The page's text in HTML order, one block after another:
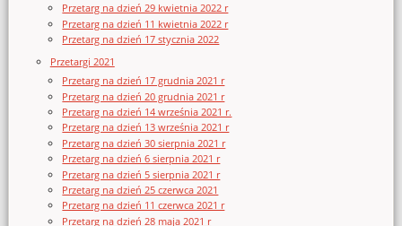
Przetarg na dzień 29 kwietnia 2022 r
Przetarg na dzień 11 kwietnia 2022 r
Przetarg na dzień 17 stycznia 2022
Przetargi 2021
Przetarg na dzień 17 grudnia 2021 r
Przetarg na dzień 20 grudnia 2021 r
Przetarg na dzień 14 września 2021 r.
Przetarg na dzień 13 września 2021 r
Przetarg na dzień 30 sierpnia 2021 r
Przetarg na dzień 6 sierpnia 2021 r
Przetarg na dzień 5 sierpnia 2021 r
Przetarg na dzień 25 czerwca 2021
Przetarg na dzień 11 czerwca 2021 r
Przetarg na dzień 28 maja 2021 r